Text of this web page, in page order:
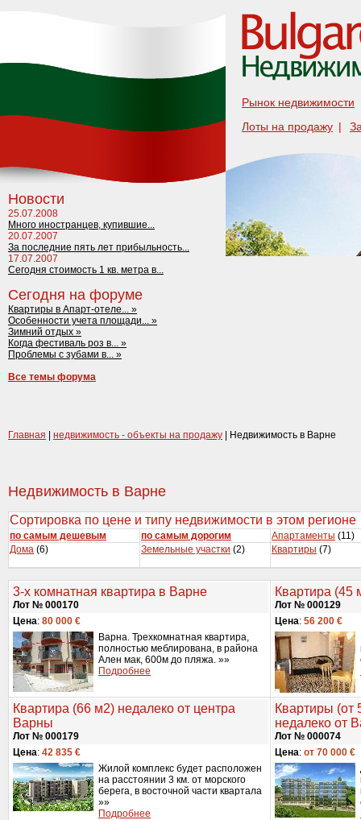
Рынок недвижимости
Лоты на продажу |
Новости
25.07.2008
Много иностранцев, купившие...
20.07.2007
За последние пять лет прибыльность...
17.07.2007
Сегодня стоимость 1 кв. метра в...
Сегодня на форуме
Квартиры в Апарт-отеле... »
Особенности учета площади... »
Зимний отдых »
Когда фестиваль роз в... »
Проблемы с зубами в... »
Все темы форума
Главная недвижимость - объекты на продажу | Недвижимость в Варне
Недвижимость в Варне
Сортировка по цене и типу недвижимости в этом регионе
по самым дешевым по самым дорогим Апартаменты (11)
Дома (6) Земельные участки (2) Квартиры (7)
3-х комнатная квартира в Варне
Лот № 000170
Цена: 80 000 €
Варна. Трехкомнатная квартира,
полностью меблирована, в района
Ален мак, 600м до пляжа. »»
Подробнее
Квартира (45
Лот № 000129
Цена: 56 200 €
Квартира (66 м2) недалеко от центра
Варны
Лот № 000179
Цена: 42 835 €
Жилой комплекс будет расположен
на расстоянии 3 км. от морского
берега, в восточной части квартала
»»
Подробнее
Квартиры (от
недалеко от
Лот № 000074
Цена: от 70 000 €